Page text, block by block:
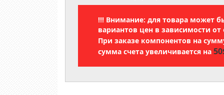
!!! Внимание: для товара может
вариантов цен в зависимости от
При заказе компонентов на
сумма счета увеличивается на